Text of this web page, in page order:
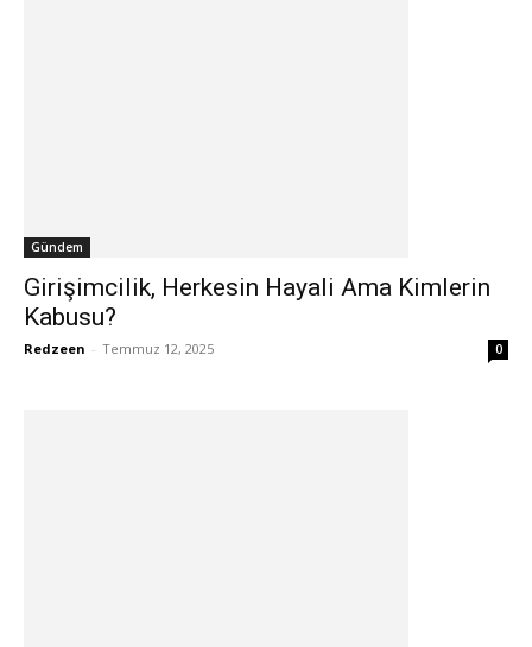
Gündem
Girişimcilik, Herkesin Hayali Ama Kimlerin
Kabusu?
Redzeen - Temmuz 12, 2025 0